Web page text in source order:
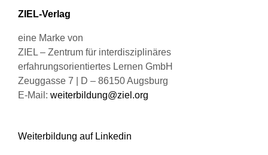
ZIEL-Verlag
eine Marke von
ZIEL – Zentrum für interdisziplinäres
erfahrungsorientiertes Lernen GmbH
Zeuggasse 7 | D – 86150 Augsburg
E-Mail: weiterbildung@ziel.org
Weiterbildung auf Linkedin